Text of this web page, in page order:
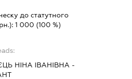
до статутного
1 000 (100 %)
НІНА ІВАНІВНА -